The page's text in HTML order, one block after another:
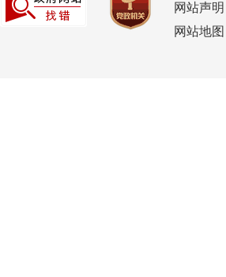
网站声明
网站地图